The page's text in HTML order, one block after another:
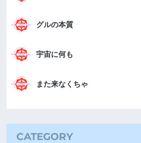
グルの本質
宇宙に何も
また来なくちゃ
CATEGORY